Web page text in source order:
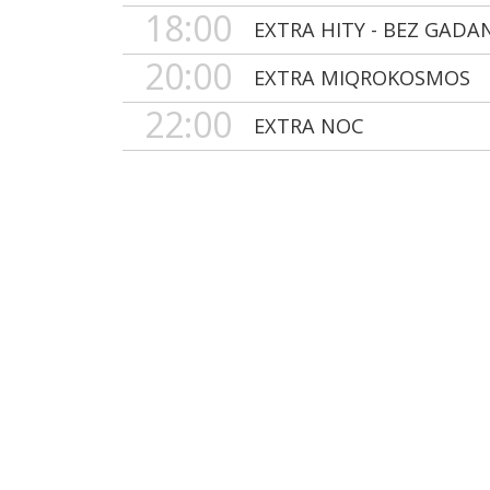
18:00
EXTRA HITY - BEZ
20:00 EXTRA MIQROKOSMOS
22:00 EXTRA NOC